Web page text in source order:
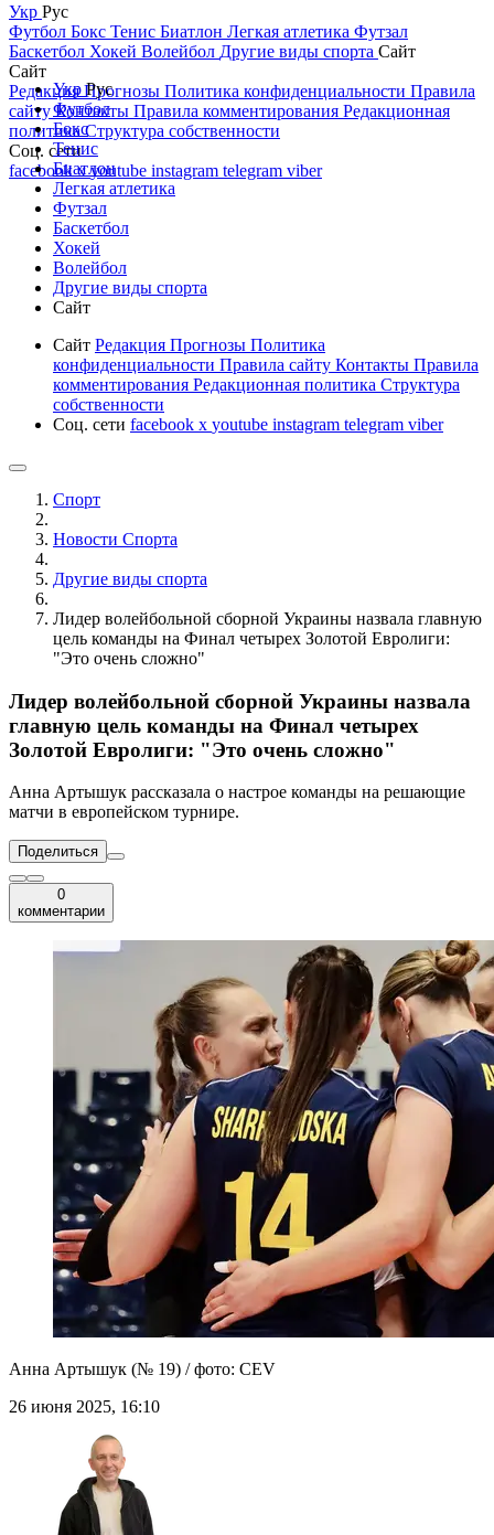
Укр Рус
Футбол Бокс Тенис Биатлон Легкая атлетика Футзал
Баскетбол Хокей Волейбол Другие виды спорта Сайт
Сайт
РедакцияПрогнозы Политика конфиденциальности Правила
сайтуКонтакты Правила комментирования Редакционная
политикаСтруктура собственности
Соц. сети
facebookxyoutube instagram telegram viber
УкрРус
Футбол
Бокс
Тенис
Биатлон
Легкая атлетика
Футзал
Баскетбол
Хокей
Волейбол
Другие виды спорта
Сайт
Сайт Редакция Прогнозы Политика
конфиденциальности Правила сайту Контакты Правила
комментирования Редакционная политика Структура
собственности
Соц. сети facebook x youtube instagram telegram viber
Спорт
Новости Cпорта
Другие виды спорта
Лидер волейбольной сборной Украины назвала главную
цель команды на Финал четырех Золотой Евролиги:
"Это очень сложно"
Лидер волейбольной сборной Украины назвала
главную цель команды на Финал четырех
Золотой Евролиги: "Это очень сложно"
Анна Артышук рассказала о настрое команды на решающие
матчи в европейском турнире.
Поделиться
0
комментарии
Анна Артышук (№ 19) / фото: CEV
26 июня 2025, 16:10